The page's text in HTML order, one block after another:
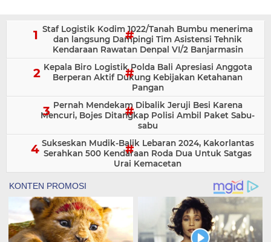
Staf Logistik Kodim 1022/Tanah Bumbu menerima
dan langsung Dampingi Tim Asistensi Tehnik
Kendaraan Rawatan Denpal VI/2 Banjarmasin
Kepala Biro Logistik Polda Bali Apresiasi Anggota
Berperan Aktif Dukung Kebijakan Ketahanan
Pangan
Pernah Mendekam Dibalik Jeruji Besi Karena
Mencuri, Bojes Ditangkap Polisi Ambil Paket Sabu-
sabu
Sukseskan Mudik-Balik Lebaran 2024, Kakorlantas
Serahkan 500 Kendaraan Roda Dua Untuk Satgas
Urai Kemacetan